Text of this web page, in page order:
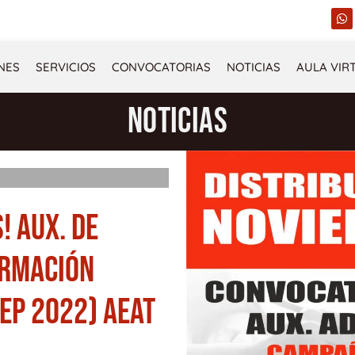
W
h
s
a
p
SERVICIOS CONVOCATORIAS NOTICIAS AULA
NOTICIAS
AUX. DE
2022) AEAT